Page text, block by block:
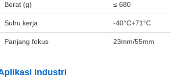
Berat (g) ≤ 680
Suhu kerja -40°C+71°C
Panjang fokus 23mm/55mm
Industri